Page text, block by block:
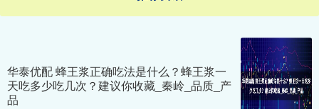
华泰优配 蜂王浆正确吃法是什么？蜂王浆一
天吃多少吃几次？建议你收藏_秦岭_品质_产
品